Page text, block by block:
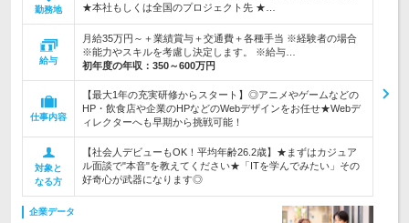
勤務地
★本社もしくは全国のプロジェクト先 ★…
給与
月給35万円～＋業績賞与＋交通費＋各種手当 ※経験者の場合
※能力やスキルを考慮し決定します。 ※給与…
初年度の年収： 350～600万円
仕事内容
【最大1年の充実研修からスタート】◎アニメやゲームなどの
HP・飲食店や企業のHPなどのWebデザインをお任せ★Webデ
ィレクターへも早期から挑戦可能！
対象と
なる方
【社会人デビューもOK！平均年齢26.2歳】★まずはカジュア
ル面談で"本音"を教えてください★「ITを学んでみたい」その
好奇心が武器になります◎
企業データ